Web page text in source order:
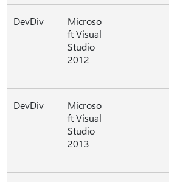
DevDiv
Microso
ft Visual
Studio
2012
DevDiv
Microso
ft Visual
Studio
2013